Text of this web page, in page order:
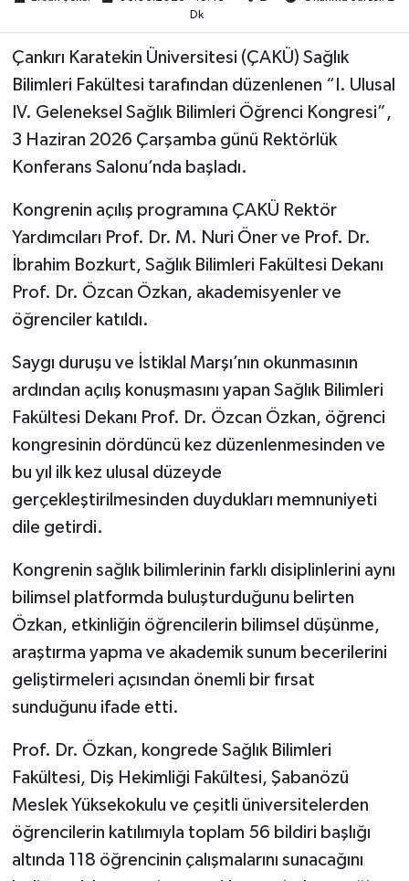
Dk
Çankırı Karatekin Üniversitesi (ÇAKÜ) Sağlık
Bilimleri Fakültesi tarafından düzenlenen “I. Ulusal
IV. Geleneksel Sağlık Bilimleri Öğrenci Kongresi”,
3 Haziran 2026 Çarşamba günü Rektörlük
Konferans Salonu’nda başladı.
Kongrenin açılış programına ÇAKÜ Rektör
Yardımcıları Prof. Dr. M. Nuri Öner ve Prof. Dr.
İbrahim Bozkurt, Sağlık Bilimleri Fakültesi Dekanı
Prof. Dr. Özcan Özkan, akademisyenler ve
öğrenciler katıldı.
Saygı duruşu ve İstiklal Marşı’nın okunmasının
ardından açılış konuşmasını yapan Sağlık Bilimleri
Fakültesi Dekanı Prof. Dr. Özcan Özkan, öğrenci
kongresinin dördüncü kez düzenlenmesinden ve
bu yıl ilk kez ulusal düzeyde
gerçekleştirilmesinden duydukları memnuniyeti
dile getirdi.
Kongrenin sağlık bilimlerinin farklı disiplinlerini aynı
bilimsel platformda buluşturduğunu belirten
Özkan, etkinliğin öğrencilerin bilimsel düşünme,
araştırma yapma ve akademik sunum becerilerini
geliştirmeleri açısından önemli bir fırsat
sunduğunu ifade etti.
Prof. Dr. Özkan, kongrede Sağlık Bilimleri
Fakültesi, Diş Hekimliği Fakültesi, Şabanözü
Meslek Yüksekokulu ve çeşitli üniversitelerden
öğrencilerin katılımıyla toplam 56 bildiri başlığı
altında 118 öğrencinin çalışmalarını sunacağını
BİLİM&TEKNOLOJİ
BÖLGE
TÜRKİYE